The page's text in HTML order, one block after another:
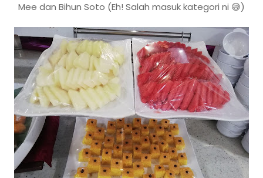
Mee dan Bihun Soto (Eh! Salah masuk kategori ni 😅)